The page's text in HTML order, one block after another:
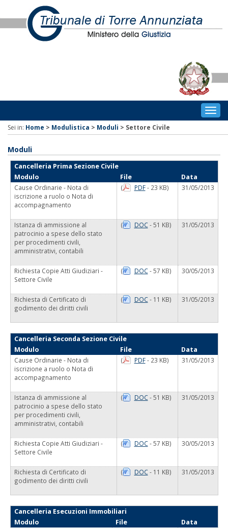
Sei in: Home > Modulistica > Moduli > Settore Civile
Moduli
Cancelleria Prima Sezione Civile
Modulo
File Data
Cause Ordinarie - Nota di
iscrizione a ruolo o Nota di
accompagnamento
( PDF- 23 KB) 31/05/2013
Istanza di ammissione al
patrocinio a spese dello stato
per procedimenti civili,
amministrativi, contabili
( DOC- 51 KB) 31/05/2013
Richiesta Copie Atti Giudiziari -
Settore Civile
( DOC- 57 KB) 30/05/2013
Richiesta di Certificato di
godimento dei diritti civili
( DOC- 11 KB) 31/05/2013
Cancelleria Seconda Sezione Civile
Modulo
File Data
Cause Ordinarie - Nota di
iscrizione a ruolo o Nota di
accompagnamento
( PDF- 23 KB) 31/05/2013
Istanza di ammissione al
patrocinio a spese dello stato
per procedimenti civili,
amministrativi, contabili
( DOC- 51 KB) 31/05/2013
Richiesta Copie Atti Giudiziari -
Settore Civile
( DOC- 57 KB) 30/05/2013
Richiesta di Certificato di
godimento dei diritti civili
( DOC- 11 KB) 31/05/2013
Cancelleria Esecuzioni Immobiliari
Modulo
File Data